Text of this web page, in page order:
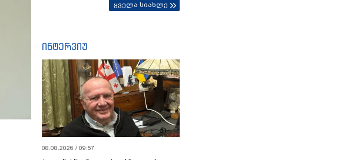
ყველა სიახლე
ინტერვიუ
08.08.2026 / 09:57